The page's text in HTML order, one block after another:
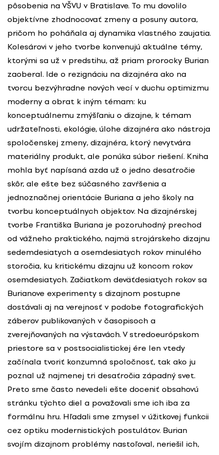
pôsobenia na VŠVU v Bratislave. To mu dovolilo
objektívne zhodnocovať zmeny a posuny autora,
pričom ho poháňala aj dynamika vlastného zaujatia.
Kolesárovi v jeho tvorbe konvenujú aktuálne témy,
ktorými sa už v predstihu, až priam prorocky Burian
zaoberal. Ide o rezignáciu na dizajnéra ako na
tvorcu bezvýhradne nových vecí v duchu optimizmu
moderny a obrat k iným témam: ku
konceptuálnemu zmýšľaniu o dizajne, k témam
udržateľnosti, ekológie, úlohe dizajnéra ako nástroja
spoločenskej zmeny, dizajnéra, ktorý nevytvára
materiálny produkt, ale ponúka súbor riešení. Kniha
mohla byť napísaná azda už o jedno desaťročie
skôr, ale ešte bez súčasného zavŕšenia a
jednoznačnej orientácie Buriana a jeho školy na
tvorbu konceptuálnych objektov. Na dizajnérskej
tvorbe Františka Buriana je pozoruhodný prechod
od vážneho praktického, najmä strojárskeho dizajnu
sedemdesiatych a osemdesiatych rokov minulého
storočia, ku kritickému dizajnu už koncom rokov
osemdesiatych. Začiatkom deväťdesiatych rokov sa
Burianove experimenty s dizajnom postupne
dostávali aj na verejnosť v podobe fotografických
záberov publikovaných v časopisoch a
zverejňovaných na výstavách. V stredoeurópskom
priestore sa v postsocialistickej ére len vtedy
začínala tvoriť konzumná spoločnosť, tak ako ju
poznal už najmenej tri desaťročia západný svet.
Preto sme často nevedeli ešte doceniť obsahovú
stránku týchto diel a považovali sme ich iba za
formálnu hru. Hľadali sme zmysel v úžitkovej funkcii
cez optiku modernistických postulátov. Burian
svojím dizajnom problémy nastoľoval, neriešil ich,